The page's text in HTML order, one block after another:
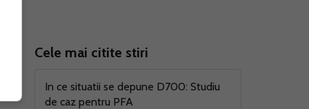
Cele mai citite stiri
In ce situatii se depune D700: Studiu
de caz pentru PFA